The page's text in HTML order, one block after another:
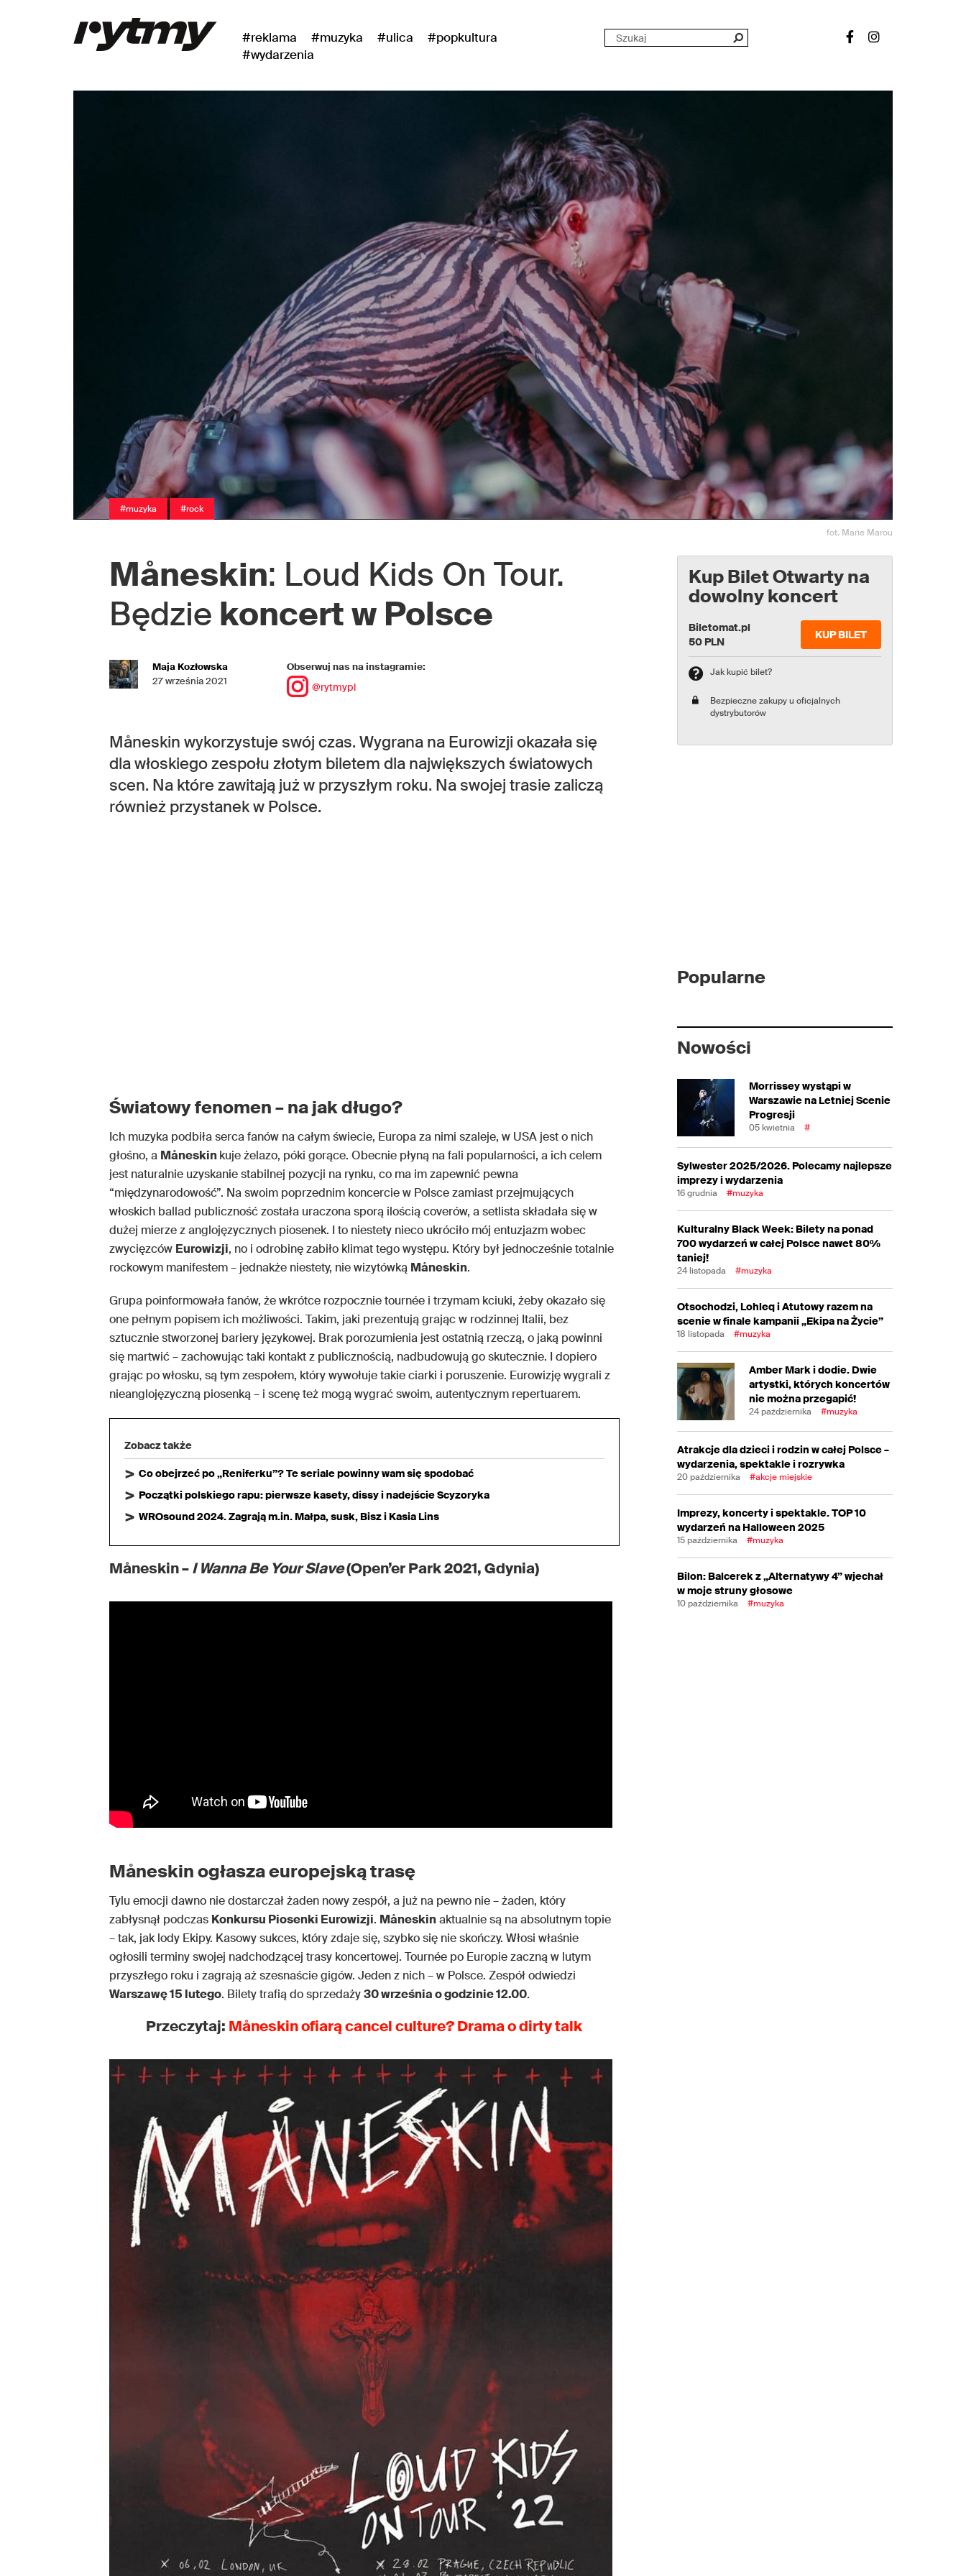
#reklama #muzyka #ulica
#popkultura
#wydarzenia
#muzyka #rock
fot. Marie Marou
Måneskin: Loud Kids On Tour.
Będzie koncert w Polsce
Maja Kozłowska
27 września 2021
Obserwuj nas na instagramie:
@rytmypl
Måneskin wykorzystuje swój czas. Wygrana na Eurowizji okazała się
dla włoskiego zespołu złotym biletem dla największych światowych
scen. Na które zawitają już w przyszłym roku. Na swojej trasie zaliczą
również przystanek w Polsce.
Światowy fenomen – na jak długo?
Ich muzyka podbiła serca fanów na całym świecie, Europa za nimi szaleje, w USA jest o nich
głośno, a Måneskinkuje żelazo, póki gorące. Obecnie płyną na fali popularności, a ich celem
jest naturalnie uzyskanie stabilnej pozycji na rynku, co ma im zapewnić pewna
“międzynarodowość”. Na swoim poprzednim koncercie w Polsce zamiast przejmujących
włoskich ballad publiczność została uraczona sporą ilością coverów, a setlista składała się w
dużej mierze z anglojęzycznych piosenek. I to niestety nieco ukróciło mój entuzjazm wobec
zwycięzców Eurowizji, no i odrobinę zabiło klimat tego występu. Który był jednocześnie totalnie
rockowym manifestem – jednakże niestety, nie wizytówką Måneskin.
Grupa poinformowała fanów, że wkrótce rozpocznie tournée i trzymam kciuki, żeby okazało się
one pełnym popisem ich możliwości. Takim, jaki prezentują grając w rodzinnej Italii, bez
sztucznie stworzonej bariery językowej. Brak porozumienia jest ostatnią rzeczą, o jaką powinni
się martwić – zachowując taki kontakt z publicznością, nadbudowują go skutecznie. I dopiero
grając po włosku, są tym zespołem, który wywołuje takie ciarki i poruszenie. Eurowizję wygrali z
nieanglojęzyczną piosenką – i scenę też mogą wygrać swoim, autentycznym repertuarem.
Zobacz także
Co obejrzeć po „Reniferku”? Te seriale powinny wam się spodobać
Początki polskiego rapu: pierwsze kasety, dissy i nadejście Scyzoryka
WROsound 2024. Zagrają m.in. Małpa, susk, Bisz i Kasia Lins
Måneskin –I Wanna Be Your Slave(Open’er Park 2021, Gdynia)
Måneskin ogłasza europejską trasę
Tylu emocji dawno nie dostarczał żaden nowy zespół, a już na pewno nie – żaden, który
zabłysnął podczas Konkursu Piosenki Eurowizji. Måneskinaktualnie są na absolutnym topie
– tak, jak lody Ekipy. Kasowy sukces, który zdaje się, szybko się nie skończy. Włosi właśnie
ogłosili terminy swojej nadchodzącej trasy koncertowej. Tournée po Europie zaczną w lutym
przyszłego roku i zagrają aż szesnaście gigów. Jeden z nich – w Polsce. Zespół odwiedzi
Warszawę 15 lutego. Bilety trafią do sprzedaży30 września o godzinie 12.00.
Przeczytaj: Måneskinofiarącancel culture? Drama o dirty talk
Kup Bilet Otwarty na
dowolny koncert
Biletomat.pl
50 PLN
KUP BILET
Jak kupić bilet?
Bezpieczne zakupy u oficjalnych
dystrybutorów
Popularne
Nowości
Morrissey wystąpi w
Warszawie na Letniej Scenie
Progresji
05 kwietnia #
Sylwester 2025/2026. Polecamy najlepsze
imprezy i wydarzenia
16 grudnia #muzyka
Kulturalny Black Week: Bilety na ponad
700 wydarzeń w całej Polsce nawet 80%
taniej!
24 listopada #muzyka
Otsochodzi, Lohleq i Atutowy razem na
scenie w finale kampanii „Ekipa na Życie”
18 listopada #muzyka
Amber Mark i dodie. Dwie
artystki, których koncertów
nie można przegapić!
24 października #muzyka
Atrakcje dla dzieci i rodzin w całej Polsce –
wydarzenia, spektakle i rozrywka
20 października #akcje miejskie
Imprezy, koncerty i spektakle. TOP 10
wydarzeń na Halloween 2025
15 października #muzyka
Bilon: Balcerek z „Alternatywy 4” wjechał
w moje struny głosowe
10 października #muzyka